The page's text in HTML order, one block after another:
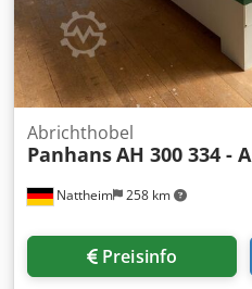
Nattheim 258 km
Abrichthobel
PanhansAH 300 334 - A
Preisinfo